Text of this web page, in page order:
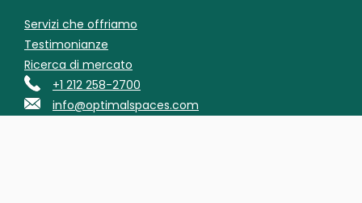
Servizi che offriamo
Testimonianze
Ricerca di mercato
+1 212 258-2700
info@optimalspaces.com